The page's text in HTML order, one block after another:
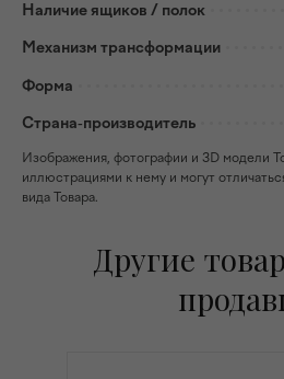
Наличие ящиков / полок
Механизм трансформации
Форма
Страна-производитель
Изображения, фотографии и 3D модели
иллюстрациями к нему и могут
вида Товара.
Другие